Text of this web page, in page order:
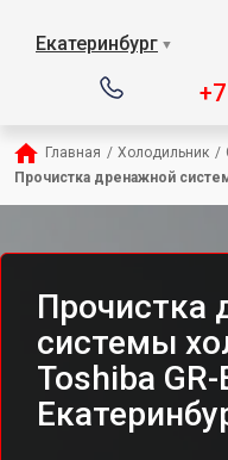
Екатеринбург ▼
Главная / Холодильник /
Прочистка дренажной
Прочистка
системы
Toshiba